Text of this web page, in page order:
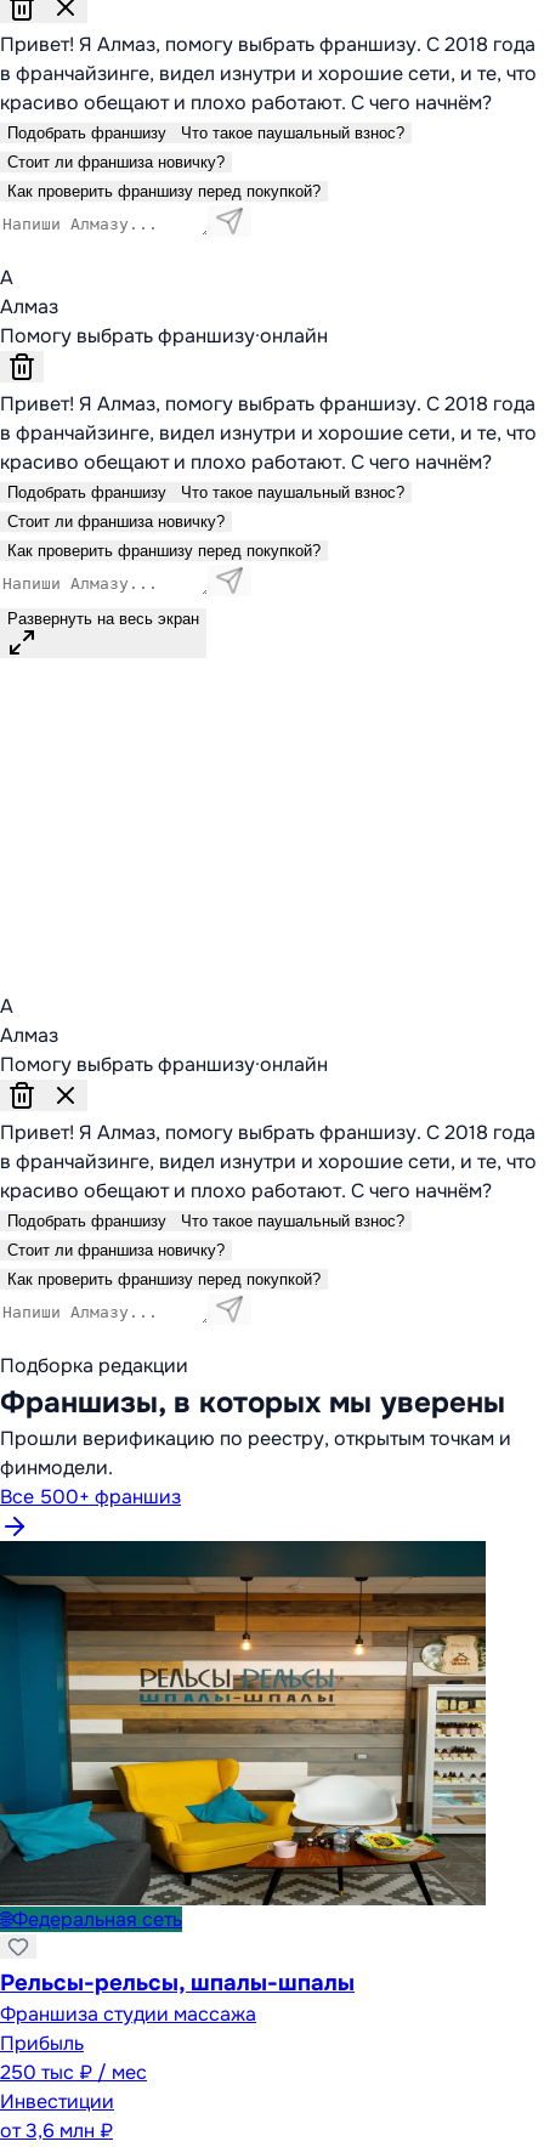
Привет! Я Алмаз, помогу выбрать франшизу. С 2018 года
в франчайзинге, видел изнутри и хорошие сети, и те, что
красиво обещают и плохо работают. С чего начнём?
Подобрать франшизу
Что такое паушальный взнос?
Стоит ли франшиза новичку?
Как проверить франшизу перед покупкой?
А
Алмаз
Помогу выбрать франшизу·онлайн
Привет! Я Алмаз, помогу выбрать франшизу. С 2018 года
в франчайзинге, видел изнутри и хорошие сети, и те, что
красиво обещают и плохо работают. С чего начнём?
Подобрать франшизу
Что такое паушальный взнос?
Стоит ли франшиза новичку?
Как проверить франшизу перед покупкой?
Развернуть на весь экран
А
Алмаз
Помогу выбрать франшизу·онлайн
Привет! Я Алмаз, помогу выбрать франшизу. С 2018 года
в франчайзинге, видел изнутри и хорошие сети, и те, что
красиво обещают и плохо работают. С чего начнём?
Подобрать франшизу
Что такое паушальный взнос?
Стоит ли франшиза новичку?
Как проверить франшизу перед покупкой?
Подборка редакции
Франшизы, в которых мы уверены
Прошли верификацию по реестру, открытым точкам и
финмодели.
Все 500+ франшиз
🌐Федеральная сеть
Рельсы-рельсы, шпалы-шпалы
Франшиза студии массажа
Прибыль
250 тыс ₽ / мес
Инвестиции
от3,6 млн ₽